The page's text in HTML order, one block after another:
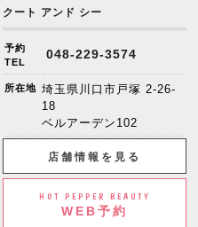
クート アンド シー
予約
TEL
048-229-3574
所在地 埼玉県川口市戸塚 2-26-
18
ベルアーデン102
店舗情報を見る
HOT PEPPER BEAUTY
WEB予約